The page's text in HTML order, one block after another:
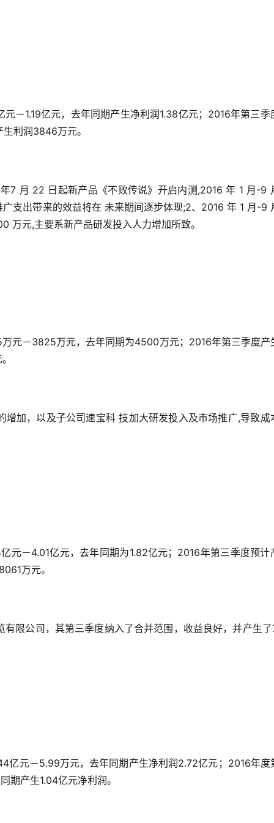
－1.19亿元，去年同期产生净利润1.38亿元；2016年第三季
利润3846万元。
7 月 22 日起新产品《不败传说》开启内测,2016 年 1 月-9
支出带来的效益将在 未来期间逐步体现;2、2016 年 1 月-9
万元,主要系新产品研发投入人力增加所致。
元－3825万元，去年同期为4500万元；2016年第三季度产
加，以及子公司速宝科 技加大研发投入及市场推广,导致成
元－4.01亿元，去年同期为1.82亿元；2016年第三季度预计
万元。
限公司，其第三季度纳入了合并范围，收益良好，并产生
亿元－5.99万元，去年同期产生净利润2.72亿元；2016年度
期产生1.04亿元净利润。